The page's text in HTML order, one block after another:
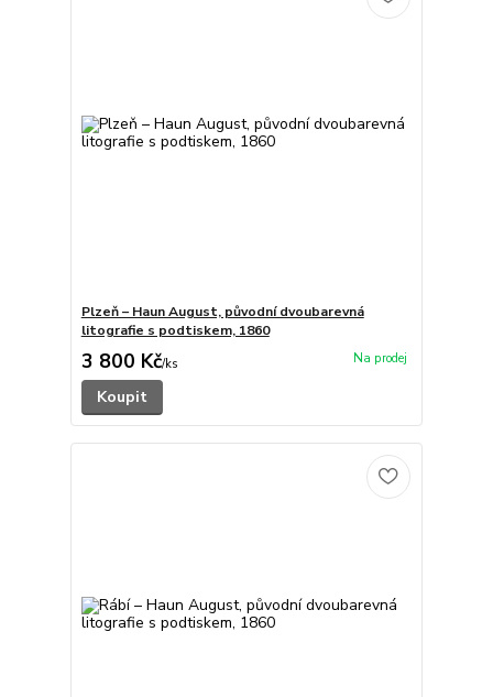
Plzeň – Haun August, původní dvoubarevná
litografie s podtiskem, 1860
3 800 Kč/ks
Koupit